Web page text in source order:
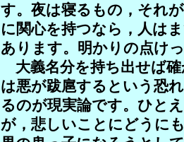
す。夜は寝るもの，それ
に関心を持つなら，人は
あります。明かりの点け
大義名分を持ち出せば
は悪が跋扈するという恐
るのが現実論です。ひと
が，悲しいことにどうに